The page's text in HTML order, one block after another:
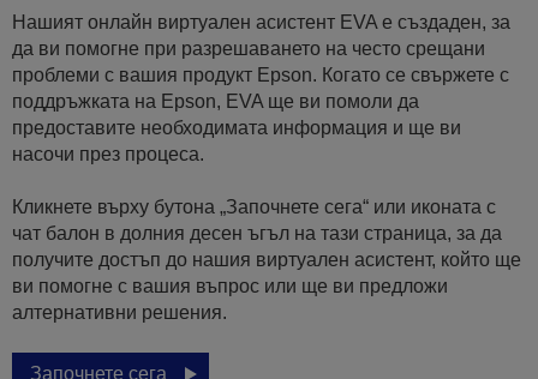
Нашият онлайн виртуален асистент EVA е създаден, за
да ви помогне при разрешаването на често срещани
проблеми с вашия продукт Epson. Когато се свържете с
поддръжката на Epson, EVA ще ви помоли да
предоставите необходимата информация и ще ви
насочи през процеса.
Кликнете върху бутона „Започнете сега“ или иконата с
чат балон в долния десен ъгъл на тази страница, за да
получите достъп до нашия виртуален асистент, който ще
ви помогне с вашия въпрос или ще ви предложи
алтернативни решения.
Започнете сега